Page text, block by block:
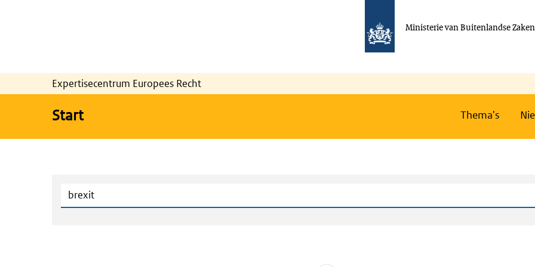
Ministerie van Buitenlandse Zaken
Expertisecentrum Europees Recht
Start Thema's